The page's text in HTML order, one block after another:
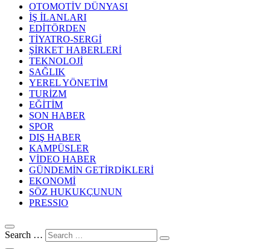
OTOMOTİV DÜNYASI
İŞ İLANLARI
EDİTÖRDEN
TİYATRO-SERGİ
ŞİRKET HABERLERİ
TEKNOLOJİ
SAĞLIK
YEREL YÖNETİM
TURİZM
EĞİTİM
SON HABER
SPOR
DIŞ HABER
KAMPÜSLER
VİDEO HABER
GÜNDEMİN GETİRDİKLERİ
EKONOMİ
SÖZ HUKUKÇUNUN
PRESSIO
Search …